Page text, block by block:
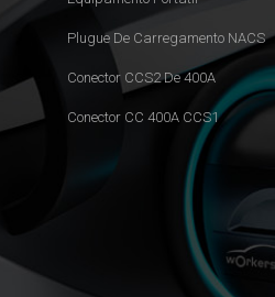
Plugue De Carregamento NACS
Conector CCS2 De 400A
Conector CC 400A CCS1